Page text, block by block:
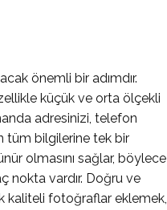
önemli bir adımdır.
küçük ve orta ölçekli
adresinizi, telefon
tüm bilgilerine tek bir
olmasını sağlar, böylece
nokta vardır. Doğru ve
kaliteli fotoğraflar eklemek,